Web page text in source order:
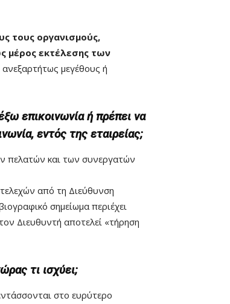
τους οργανισμούς,
μέρος εκτέλεσης των
ανεξαρτήτως μεγέθους ή
επικοινωνία ή πρέπει να
εντός της εταιρείας;
πελατών και των συνεργατών
από τη Διεύθυνση
σημείωμα περιέχει
Διευθυντή αποτελεί «τήρηση
τι ισχύει;
στο ευρύτερο